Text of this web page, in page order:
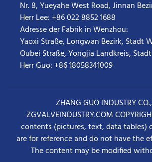
Nr. 8, Yueyahe West Road, Jinnan
Herr Lee: +86 022 8852 1688
Adresse der Fabrik in Wenzhou:
Yaoxi Straße, Longwan Bezirk, Stadt
Oubei Straße, Yongjia Landkreis,
Herr Guo: +86 18058341009
ZHANG GUO INDUSTRY
ZGVALVEINDUSTRY.COM
contents (pictures, text, data tables)
are for reference and do not have the
The content may be modified